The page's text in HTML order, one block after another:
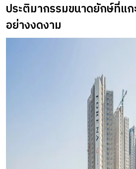
ประติมากรรมขนาดยักษ์ที่แ
อย่างงดงาม